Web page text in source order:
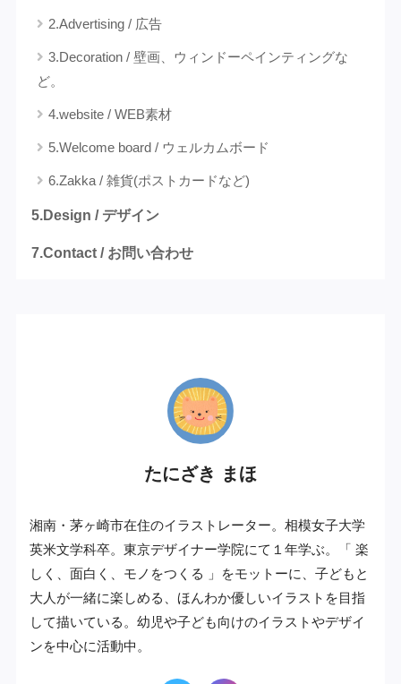
2.Advertising / 広告
3.Decoration / 壁画、ウィンドーペインティングな
ど。
4.website / WEB素材
5.Welcome board / ウェルカムボード
6.Zakka / 雑貨(ポストカードなど)
5.Design / デザイン
7.Contact / お問い合わせ
たにざき まほ
湘南・茅ヶ崎市在住のイラストレーター。相模女子大学
英米文学科卒。東京デザイナー学院にて１年学ぶ。「 楽
しく、面白く、モノをつくる 」をモットーに、子どもと
大人が一緒に楽しめる、ほんわか優しいイラストを目指
して描いている。幼児や子ども向けのイラストやデザイ
ンを中心に活動中。